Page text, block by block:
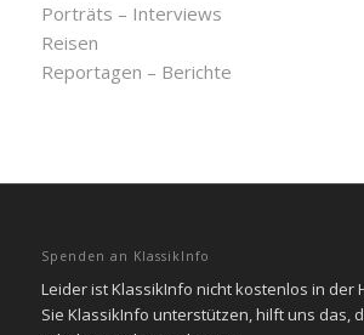
Porträts – Interviews
Reisen
Reportagen – Berichte
Spenden an KlassikInfo
Leider ist KlassikInfo nicht kostenlos in der
Sie KlassikInfo unterstützen, hilft uns das,